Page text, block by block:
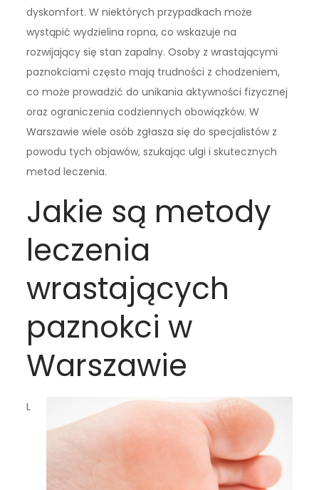
dyskomfort. W niektórych przypadkach może
wystąpić wydzielina ropna, co wskazuje na
rozwijający się stan zapalny. Osoby z wrastającymi
paznokciami często mają trudności z chodzeniem,
co może prowadzić do unikania aktywności fizycznej
oraz ograniczenia codziennych obowiązków. W
Warszawie wiele osób zgłasza się do specjalistów z
powodu tych objawów, szukając ulgi i skutecznych
metod leczenia.
Jakie są metody
leczenia
wrastających
paznokci w
Warszawie
L